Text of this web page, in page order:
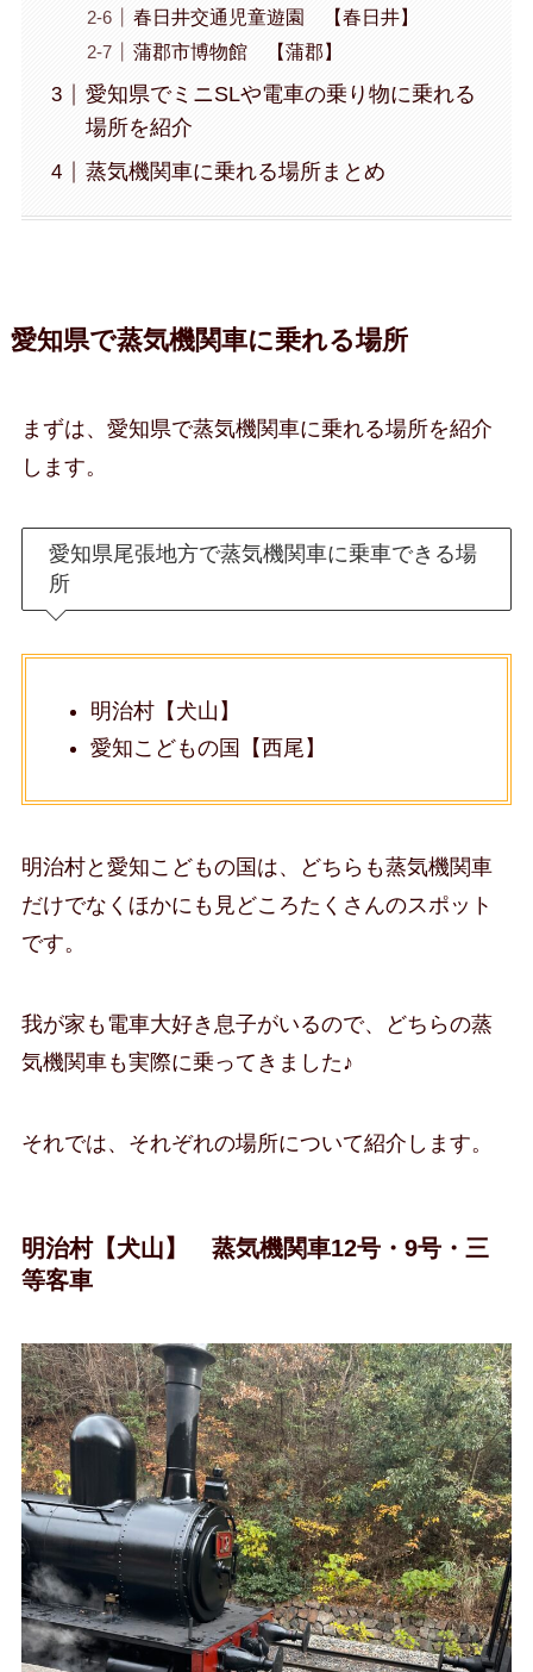
春日井交通児童遊園 【春日井】
蒲郡市博物館 【蒲郡】
愛知県でミニSLや電車の乗り物に乗れる
場所を紹介
蒸気機関車に乗れる場所まとめ
愛知県で蒸気機関車に乗れる場所
まずは、愛知県で蒸気機関車に乗れる場所を紹介
します。
愛知県尾張地方で蒸気機関車に乗車できる場
所
明治村【犬山】
愛知こどもの国【西尾】
明治村と愛知こどもの国は、どちらも蒸気機関車
だけでなくほかにも見どころたくさんのスポット
です。
我が家も電車大好き息子がいるので、どちらの蒸
気機関車も実際に乗ってきました♪
それでは、それぞれの場所について紹介します。
明治村【犬山】 蒸気機関車12号・9号・三
等客車